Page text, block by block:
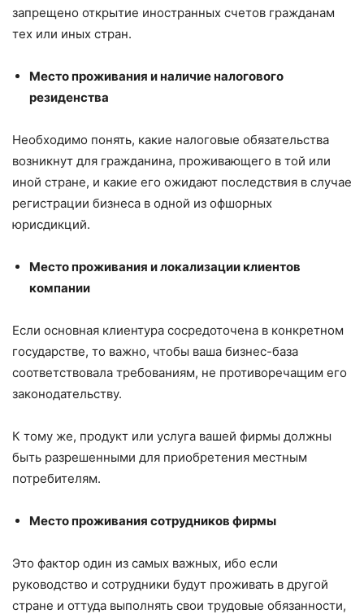
запрещено открытие иностранных счетов гражданам
тех или иных стран.
Место проживания и наличие налогового
резиденства
Необходимо понять, какие налоговые обязательства
возникнут для гражданина, проживающего в той или
иной стране, и какие его ожидают последствия в случае
регистрации бизнеса в одной из офшорных
юрисдикций.
Место проживания и локализации клиентов
компании
Если основная клиентура сосредоточена в конкретном
государстве, то важно, чтобы ваша бизнес-база
соответствовала требованиям, не противоречащим его
законодательству.
К тому же, продукт или услуга вашей фирмы должны
быть разрешенными для приобретения местным
потребителям.
Место проживания сотрудников фирмы
Это фактор один из самых важных, ибо если
руководство и сотрудники будут проживать в другой
стране и оттуда выполнять свои трудовые обязанности,